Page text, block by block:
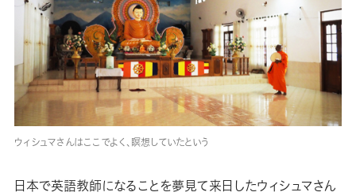
ウィシュマさんはここでよく、瞑想していたという
日本で英語教師になることを夢見て来日したウィシュマさん